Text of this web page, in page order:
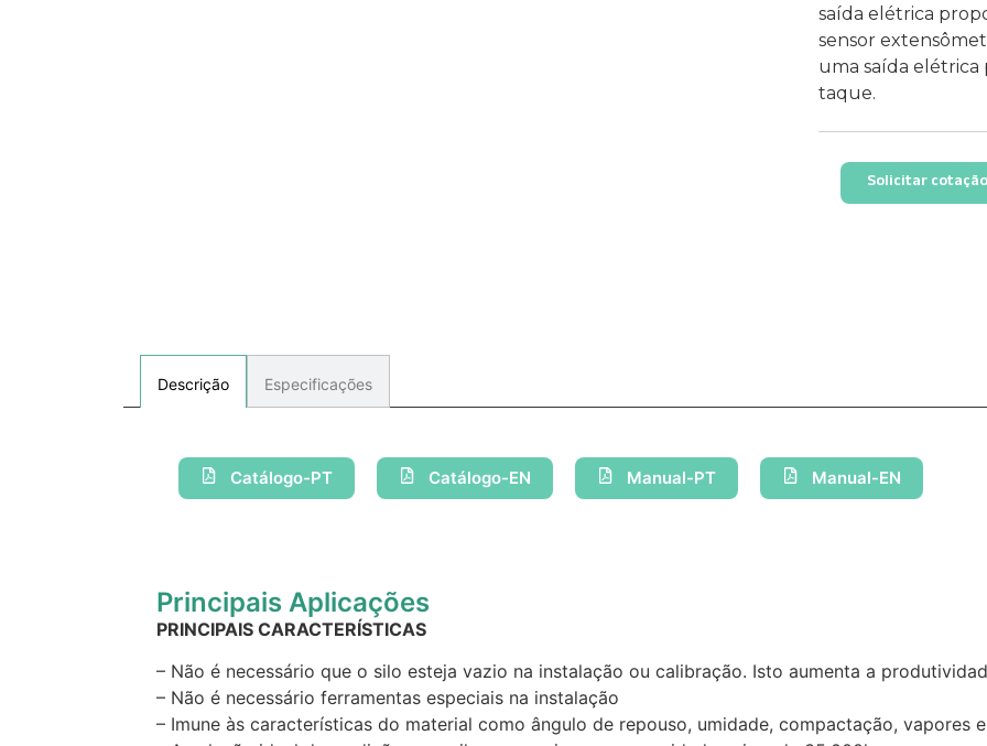
saída elétrica
sensor
uma saída elétrica
taque.
Solicitar cotação
Descrição Especificações
Catálogo-PT Catálogo-EN Manual-PT Manual-EN
Principais Aplicações
PRINCIPAIS CARACTERÍSTICAS
– Não é necessário que o silo esteja vazio na instalação ou calibração. Isto aumenta a
– Não é necessário ferramentas especiais na instalação
– Imune às características do material como ângulo de repouso, umidade, compactação, vapores